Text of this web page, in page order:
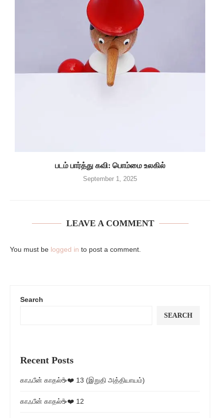
படம் பார்த்து கவி: பொம்மை உலகில்
September 1, 2025
LEAVE A COMMENT
You must be logged in to post a comment.
Search
SEARCH
Recent Posts
காஃபீன் காதல்☕❤️ 13 (இறுதி அத்தியாயம்)
காஃபீன் காதல்☕❤️ 12